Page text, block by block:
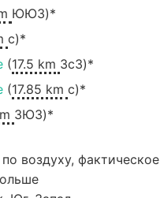
ЮЮЗ)*
с)*
(17.5 km ЗсЗ)*
(17.85 km с)*
ЗЮЗ)*
воздуху, фактическое